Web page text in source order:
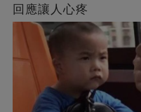
回應讓人心疼